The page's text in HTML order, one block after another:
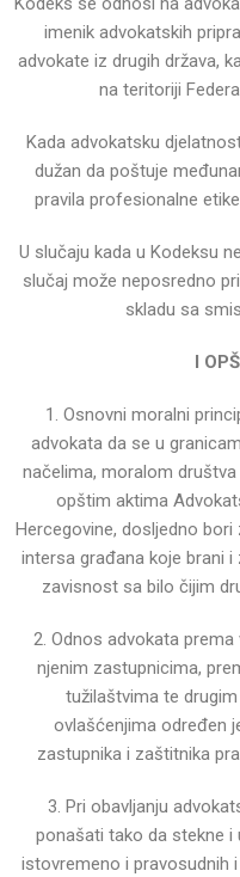
imenik advokatskih
advokate iz drugih država,
na teritoriji
Kada advokatsku
dužan da poštuje
pravila profesionalne
U slučaju kada u Kodeksu
slučaj može neposredno
skladu sa
I
1. Osnovni moralni
advokata da se u
načelima, moralom
opštim aktima
Hercegovine, dosljedno
intersa građana koje brani i
zavisnost sa bilo čijim
2. Odnos advokata
njenim zastupnicima,
tužilaštvima te
ovlašćenjima određen
zastupnika i zaštitnika
3. Pri obavljanju
ponašati tako da stekne i
istovremeno i pravosudnih